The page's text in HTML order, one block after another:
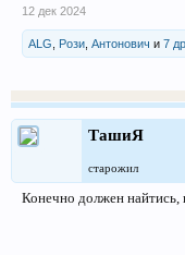
12 дек 2024
ALG Рози Антонович и 7
ТашиЯ
старожил
Конечно должен найтись,